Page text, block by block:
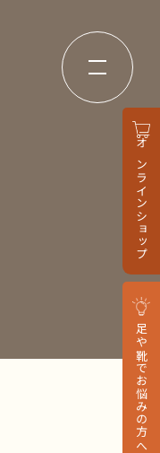
オンラインショップ
足や靴でお悩みの方へ